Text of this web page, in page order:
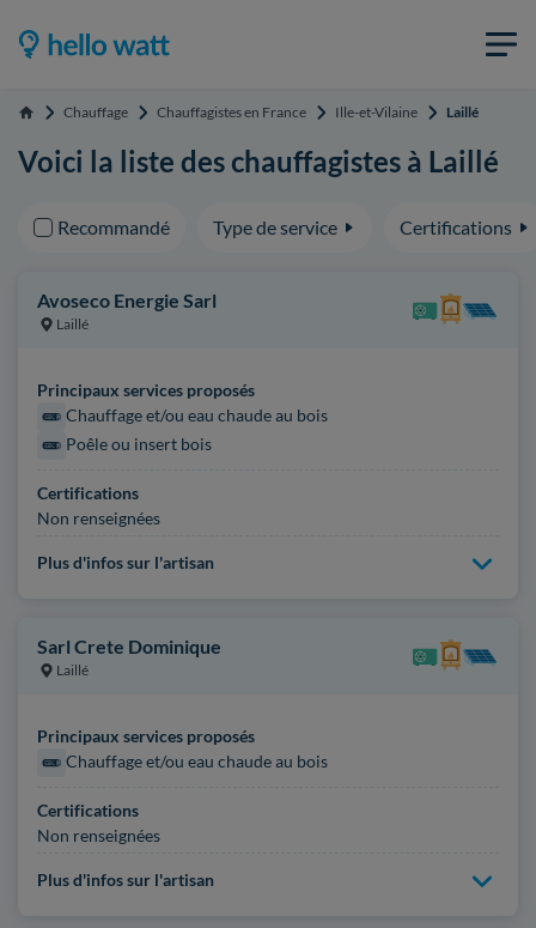
Accueil Chauffage Chauffagistes en France Ille-et-Vilaine Laillé
Voici la liste des chauffagistes à Laillé
Recommandé Type de service Certifications
Avoseco Energie Sarl
Laillé
Principaux services proposés
Chauffage et/ou eau chaude au bois
Poêle ou insert bois
Certifications
Non renseignées
Plus d'infos sur l'artisan
Sarl Crete Dominique
Laillé
Principaux services proposés
Chauffage et/ou eau chaude au bois
Certifications
Non renseignées
Plus d'infos sur l'artisan